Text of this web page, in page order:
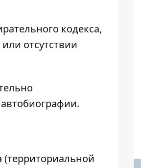
кодекса,
отсутствии
(территориальной